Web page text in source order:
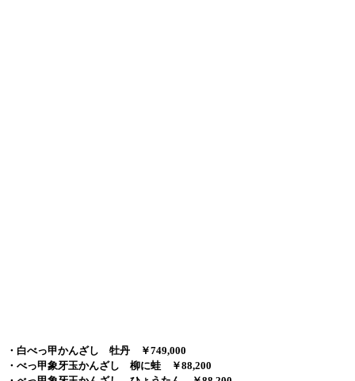
・白べっ甲かんざし 牡丹 ￥749,000
・べっ甲象牙玉かんざし 柳に蛙 ￥88,200